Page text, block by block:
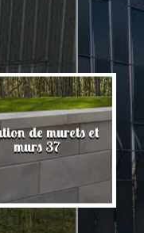
de murets et
murs 37